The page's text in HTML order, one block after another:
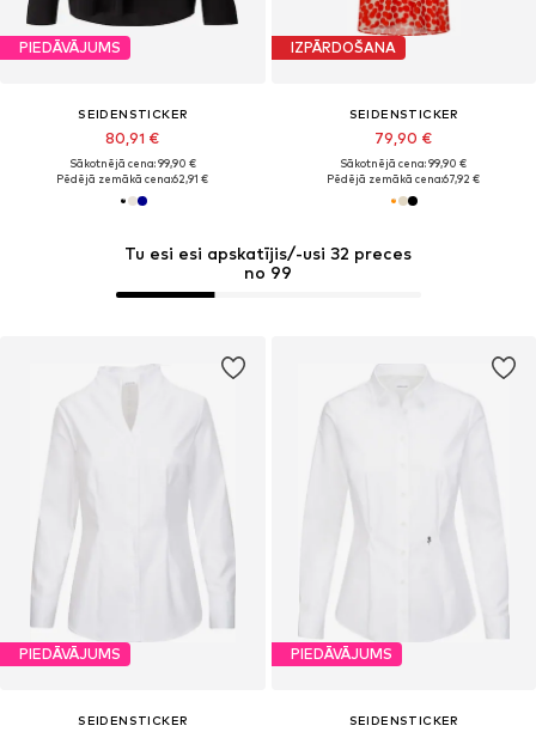
Tu esi esi apskatījis/-usi 32 preces
no 99
PIEDĀVĀJUMS
SEIDENSTICKER
80,91 €
Sākotnējā cena: 99,90 €
Pēdējā zemākā cena:62,91 €
IZPĀRDOŠANA
SEIDENSTICKER
79,90 €
Sākotnējā cena: 99,90 €
Pēdējā zemākā cena:67,92 €
PIEDĀVĀJUMS
SEIDENSTICKER
PIEDĀVĀJUMS
SEIDENSTICKER